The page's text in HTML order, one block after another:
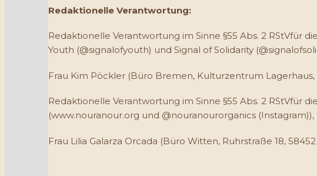
Redaktionelle Verantwortung:
Redaktionelle Verantwortung im Sinne §55 Abs. 2 RStVfür
Youth (@signalofyouth) und Signal of Solidarity
Frau Kim Pöckler (Büro Bremen, Kulturzentrum Lagerhaus,
Redaktionelle Verantwortung im Sinne §55 Abs. 2 RStVfür
(www.nouranour.org und @nouranourorganics
Frau Lilia Galarza Orcada (Büro Witten, Ruhrstraße 18,